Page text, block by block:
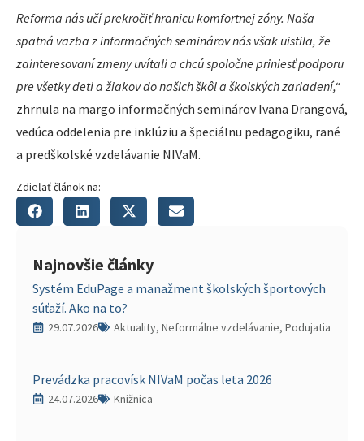
Reforma nás učí prekročiť hranicu komfortnej zóny. Naša
spätná väzba z informačných seminárov nás však uistila, že
zainteresovaní zmeny uvítali a chcú spoločne priniesť podporu
pre všetky deti a žiakov do našich škôl a školských zariadení,“
zhrnula na margo informačných seminárov Ivana Drangová,
vedúca oddelenia pre inklúziu a špeciálnu pedagogiku, rané
a predškolské vzdelávanie NIVaM.
Zdieľať článok na:
Najnovšie články
Systém EduPage a manažment školských športových
súťaží. Ako na to?
29.07.2026 Aktuality, Neformálne vzdelávanie, Podujatia
Prevádzka pracovísk NIVaM počas leta 2026
24.07.2026 Knižnica